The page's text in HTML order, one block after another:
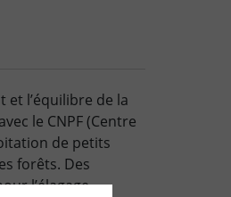
l’équilibre de la
le CNPF (Centre
de petits
forêts. Des
l’élagage.